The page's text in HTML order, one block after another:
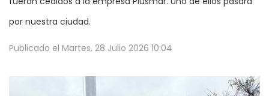
por nuestra ciudad.
Publicado el Martes, 28 Julio 2026 10:04